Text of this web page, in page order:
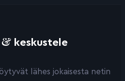
& keskustele
lähes jokaisesta netin